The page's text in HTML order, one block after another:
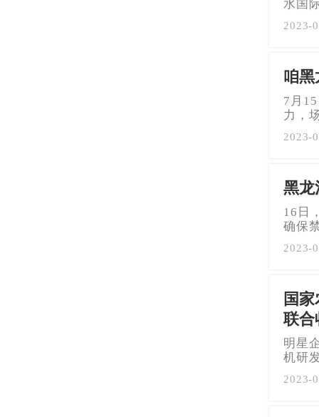
水国
2023-
咱黑
7月
力，
2023-
黑龙
16日
确保
2023-
国
联合
明星
机研
2023-